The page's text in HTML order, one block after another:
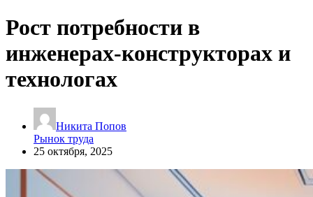
Рост потребности в
инженерах-конструкторах и
технологах
Никита Попов
Рынок труда
25 октября, 2025